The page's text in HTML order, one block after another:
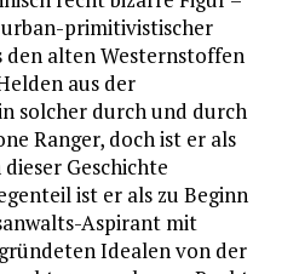
primitivistischer
alten Westernstoffen
aus der
solcher durch und durch
Ranger, doch ist er als
Geschichte
ist er als zu Beginn
Aspirant mit
Idealen von der